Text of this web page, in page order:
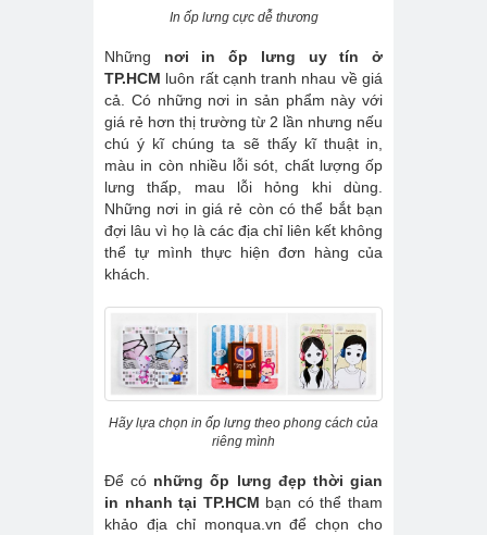
In ốp lưng cực dễ thương
Những nơi in ốp lưng uy tín ở
TP.HCM luôn rất cạnh tranh nhau về giá
cả. Có những nơi in sản phẩm này với
giá rẻ hơn thị trường từ 2 lần nhưng nếu
chú ý kĩ chúng ta sẽ thấy kĩ thuật in,
màu in còn nhiều lỗi sót, chất lượng ốp
lưng thấp, mau lỗi hỏng khi dùng.
Những nơi in giá rẻ còn có thể bắt bạn
đợi lâu vì họ là các địa chỉ liên kết không
thể tự mình thực hiện đơn hàng của
khách.
Hãy lựa chọn in ốp lưng theo phong cách của
riêng mình
Để có những ốp lưng đẹp thời gian
in nhanh tại TP.HCM bạn có thể tham
khảo địa chỉ monqua.vn để chọn cho